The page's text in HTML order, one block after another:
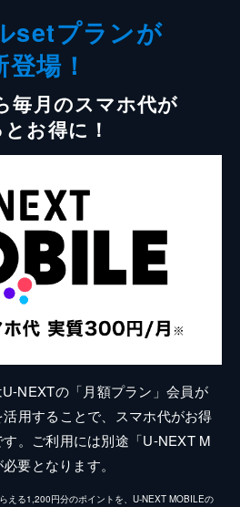
setプランが
登場！
毎月のスマホ代が
お得に！
U-NEXTの「月額プラン」会員が
用することで、スマホ代がお得
。ご利用には別途「U-NEXT M
要となります。
える1,200円分のポイントを、U-NEXT MOBILEの